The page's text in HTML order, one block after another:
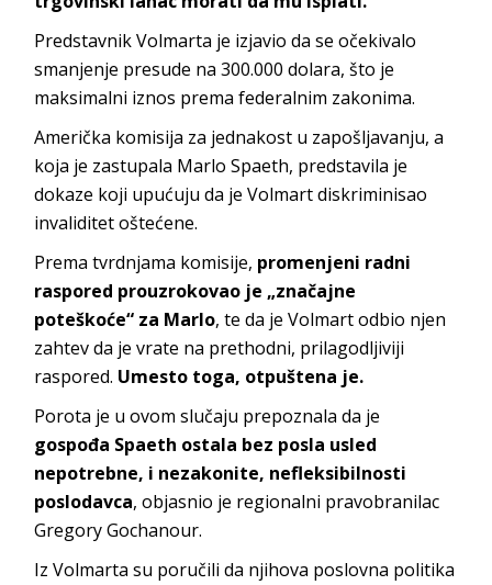
Predstavnik Volmarta je izjavio da se očekivalo
smanjenje presude na 300.000 dolara, što je
maksimalni iznos prema federalnim zakonima.
Američka komisija za jednakost u zapošljavanju, a
koja je zastupala Marlo Spaeth, predstavila je
dokaze koji upućuju da je Volmart diskriminisao
invaliditet oštećene.
Prema tvrdnjama komisije, promenjeni radni
raspored prouzrokovao je „značajne
poteškoće“ za Marlo, te da je Volmart odbio njen
zahtev da je vrate na prethodni, prilagodljiviji
raspored. Umesto toga, otpuštena je.
Porota je u ovom slučaju prepoznala da je
gospođa Spaeth ostala bez posla usled
nepotrebne, i nezakonite, nefleksibilnosti
poslodavca, objasnio je regionalni pravobranilac
Gregory Gochanour.
Iz Volmarta su poručili da njihova poslovna politika